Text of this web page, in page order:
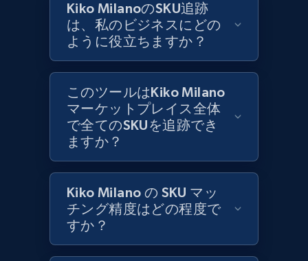
Zara - Products
Category id, Product id, Product name, Price,
Currency, Colour code, Colour, Description, and
more.
1.2K+ 208+ 今すぐ始める
Zara - Products - discovery by category url
Category id, Product id, Product name, Price,
Currency, Colour code, Colour, Description, and
Kiko MilanoのSKU追跡
は、私のビジネスにどの
ように役立ちますか？
このツールはKiko Milano
マーケットプレイス全体
で全てのSKUを追跡でき
ますか？
Kiko Milano の SKU マッ
チング精度はどの程度で
すか？